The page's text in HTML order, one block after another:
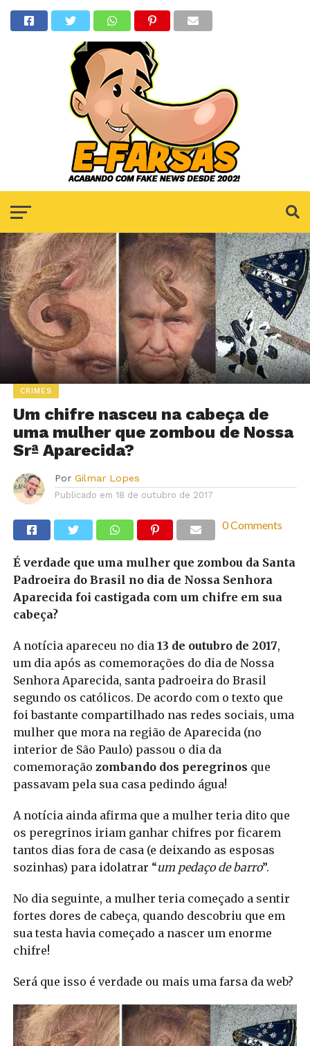
CRIMES
Um chifre nasceu na cabeça de
uma mulher que zombou de Nossa
Srª Aparecida?
Por Gilmar Lopes
Publicado em 18 de outubro de 2017
0 Comments
É verdade que uma mulher que zombou da Santa
Padroeira do Brasil no dia de Nossa Senhora
Aparecida foi castigada com um chifre em sua
cabeça?
A notícia apareceu no dia 13 de outubro de 2017,
um dia após as comemorações do dia de Nossa
Senhora Aparecida, santa padroeira do Brasil
segundo os católicos. De acordo com o texto que
foi bastante compartilhado nas redes sociais, uma
mulher que mora na região de Aparecida (no
interior de São Paulo) passou o dia da
comemoração zombando dos peregrinos que
passavam pela sua casa pedindo água!
A notícia ainda afirma que a mulher teria dito que
os peregrinos iriam ganhar chifres por ficarem
tantos dias fora de casa (e deixando as esposas
sozinhas) para idolatrar “um pedaço de barro”.
No dia seguinte, a mulher teria começado a sentir
fortes dores de cabeça, quando descobriu que em
sua testa havia começado a nascer um enorme
chifre!
Será que isso é verdade ou mais uma farsa da web?